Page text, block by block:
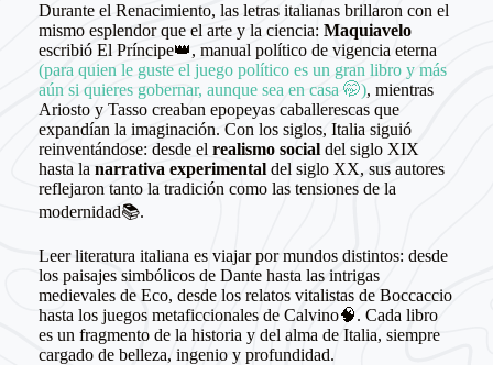
Durante el Renacimiento, las letras italianas brillaron con el
mismo esplendor que el arte y la ciencia: Maquiavelo
escribió El Príncipe👑, manual político de vigencia eterna
(para quien le guste el juego político es un gran libro y más
aún si quieres gobernar, aunque sea en casa 🤭), mientras
Ariosto y Tasso creaban epopeyas caballerescas que
expandían la imaginación. Con los siglos, Italia siguió
reinventándose: desde el realismo socialdel siglo XIX
hasta la narrativa experimentaldel siglo XX, sus autores
reflejaron tanto la tradición como las tensiones de la
modernidad📚.
Leer literatura italiana es viajar por mundos distintos: desde
los paisajes simbólicos de Dante hasta las intrigas
medievales de Eco, desde los relatos vitalistas de Boccaccio
hasta los juegos metaficcionales de Calvino🧠. Cada libro
es un fragmento de la historia y del alma de Italia, siempre
cargado de belleza, ingenio y profundidad.